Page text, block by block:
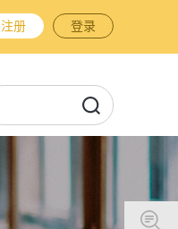
注册 登录